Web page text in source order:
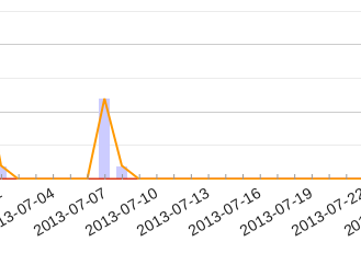
07-04
2013-07-072013-07-102013-07-132013-07-162013-07-192013-07-